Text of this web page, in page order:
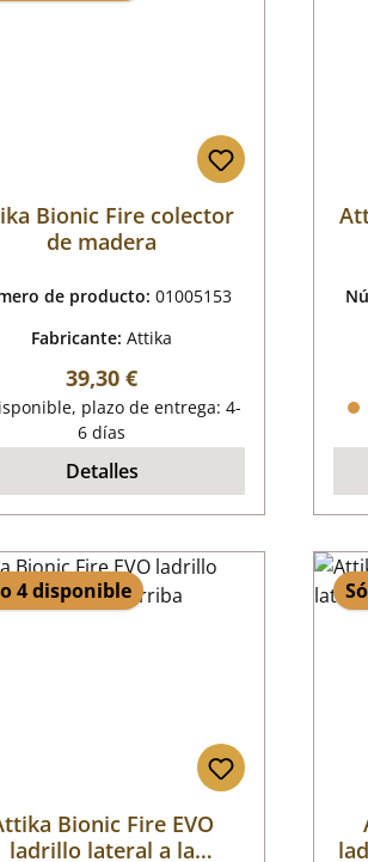
Bionic Fire colector
de madera
de producto: 01005153
Fabricante:Attika
Precio normal:
39,30 €
plazo de entrega: 4-
6 días
Detalles
4 disponible
Bionic Fire EVO
ladrillo lateral a la